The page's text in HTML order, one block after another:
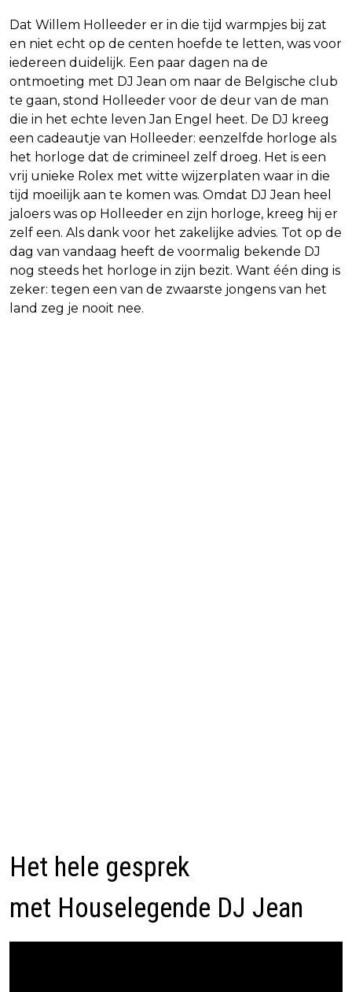
Dat Willem Holleeder er in die tijd warmpjes bij zat
en niet echt op de centen hoefde te letten, was voor
iedereen duidelijk. Een paar dagen na de
ontmoeting met DJ Jean om naar de Belgische club
te gaan, stond Holleeder voor de deur van de man
die in het echte leven Jan Engel heet. De DJ kreeg
een cadeautje van Holleeder: eenzelfde horloge als
het horloge dat de crimineel zelf droeg. Het is een
vrij unieke Rolex met witte wijzerplaten waar in die
tijd moeilijk aan te komen was. Omdat DJ Jean heel
jaloers was op Holleeder en zijn horloge, kreeg hij er
zelf een. Als dank voor het zakelijke advies. Tot op de
dag van vandaag heeft de voormalig bekende DJ
nog steeds het horloge in zijn bezit. Want één ding is
zeker: tegen een van de zwaarste jongens van het
land zeg je nooit nee.
Het hele gesprek
met Houselegende DJ Jean